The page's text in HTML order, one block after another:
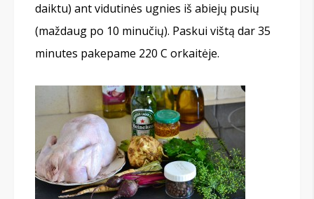
daiktu) ant vidutinės ugnies iš abiejų pusių
(maždaug po 10 minučių). Paskui vištą dar 35
minutes pakepame 220 С orkaitėje.